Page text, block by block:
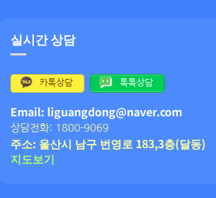
실시간 상담
카톡상담 톡톡상담
Email: liguangdong@naver.com
상담전화: 1800-9069
주소: 울산시 남구 번영로 183,3층(달동)
지도보기